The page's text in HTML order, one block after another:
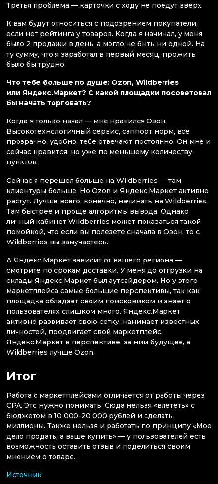
Третья проблема — карточки с ходу не поедут вверх.
К вам будут относиться с подозрением покупатели,
если нет рейтинга у товаров. Когда я начинал, у меня
было 2 продажи в день, а могло не быть ни одной. На
ту сумму, что я заработал в первый месяц, прожить
было бы трудно.
Что тебе больше по душе: Ozon, Wildberries
или Яндекс.Маркет? С какой площадки посоветовал
бы начать торговать?
Когда я только начал — мне нравился Озон.
Высокотехнологичный сервис, саппорт норм, все
прозрачно, удобно, тебе отвечают постоянно. Он мне и
сейчас нравится, но уже по меньшему количеству
пунктов.
Сейчас я перешел больше на Wildberries — там
клиентуры больше. Но Ozon и Яндекс.Маркет активно
растут. Лучше всего, конечно, начинать на Wildberries.
Там быстрее и проще алгоритмы вывода. Однако
личный кабинет Wildberries может показаться такой
помойкой, что если вы полезете сначала в Озон, то с
Wildberries вы замучаетесь.
А Яндекс.Маркет зависит от вашего региона —
смотрите по срокам доставки. У меня до отгрузки на
склады Яндекс.Маркет был аутсайдером. Но у этого
маркетплейса самые большие перспективы, так как
площадка обладает своим поисковиком и знает о
пользователях слишком много. Яндекс.Маркет
активно развивает свою сетку, нанимает известных
личностей, продвигает свой маркетплейс.
Яндекс.Маркет в перспективе, за ним будущее, а
Wildberries лучше Ozon.
Итог
Работа с маркетплейсами отличается от работы через
CPA. Это нужно понимать. Сюда нельзя «влететь» с
бюджетом в 10 000-20 000 рублей и сделать
миллионы. Также нельзя и работать по принципу «Мое
дело продать, а ваше купить» — у пользователей есть
возможность оставить отзыв и поделиться своим
мнением о товаре.
Источник